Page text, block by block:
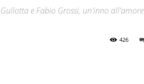
e Fabio Grossi, un'inno all'amore
426